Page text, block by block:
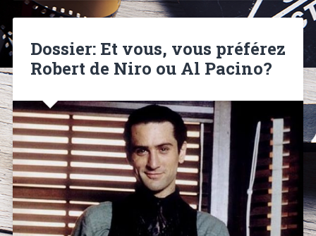
Dossier: Et vous, vous préférez
Robert de Niro ou Al Pacino?